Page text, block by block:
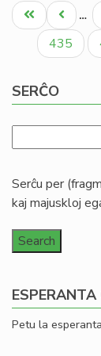
Pagination
Unua
paĝo
Antaŭa
paĝo
…
Paĝo
435
SERĈO
Serĉu per
kaj majuskloj
Petu la